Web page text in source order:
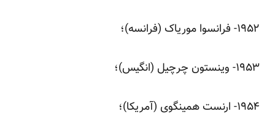
‌۱۹۵۲- فرانسوا موریاک (فرانسه)؛
‌۱۹۵۳- وینستون چرچیل (انگیس)؛
‌۱۹۵۴- ارنست همینگوی (آمریکا)؛